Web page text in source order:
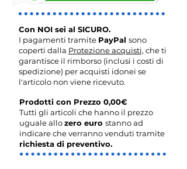
Con NOI sei al SICURO.
I pagamenti tramite PayPal sono
coperti dalla Protezione acquisti, che ti
garantisce il rimborso (inclusi i costi di
spedizione) per acquisti idonei se
l'articolo non viene ricevuto.
Prodotti con Prezzo 0,00€
Tutti gli articoli che hanno il prezzo
uguale allozero euro stanno ad
indicare che verranno venduti tramite
richiesta di preventivo.